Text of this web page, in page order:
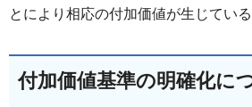
とにより相応の付加価値が生じてい
付加価値基準の明確化に